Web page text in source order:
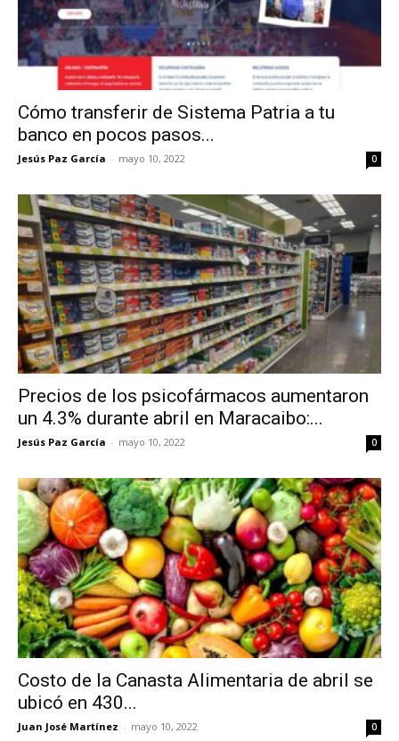
Cómo transferir de Sistema Patria a tu
banco en pocos pasos...
Jesús Paz García - mayo 10, 2022 0
Precios de los psicofármacos aumentaron
un 4.3% durante abril en Maracaibo:...
Jesús Paz García - mayo 10, 2022 0
Costo de la Canasta Alimentaria de abril se
ubicó en 430...
Juan José Martínez - mayo 10, 2022 0